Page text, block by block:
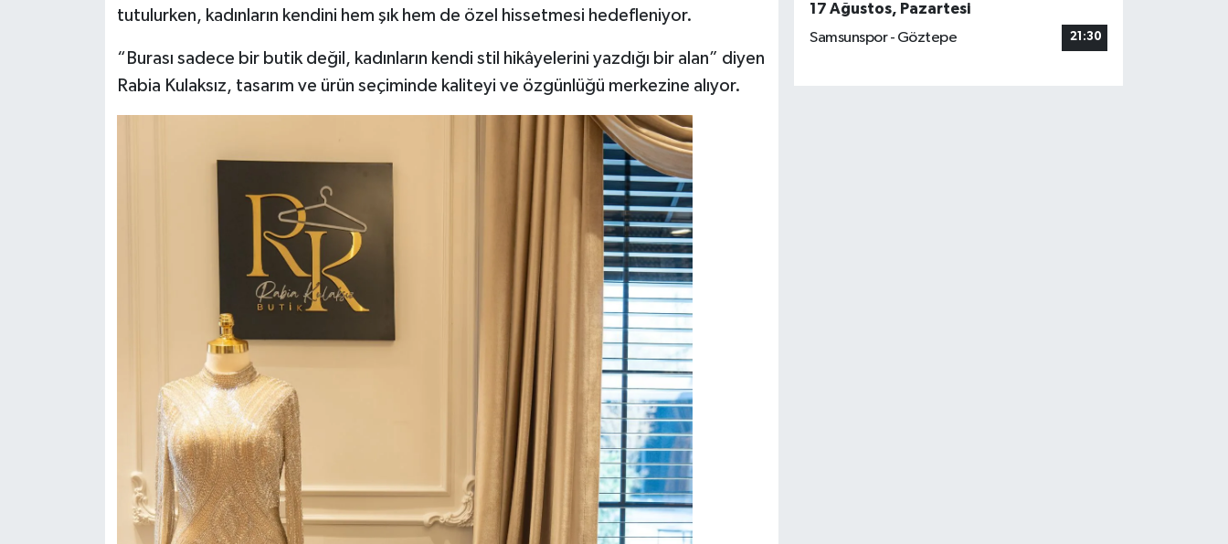
tutulurken, kadınların kendini hem şık hem de özel hissetmesi hedefleniyor.
“Burası sadece bir butik değil, kadınların kendi stil hikâyelerini yazdığı bir alan” diyen
Rabia Kulaksız, tasarım ve ürün seçiminde kaliteyi ve özgünlüğü merkezine alıyor.
17 Ağustos, Pazartesi
Samsunspor - Göztepe
21:30